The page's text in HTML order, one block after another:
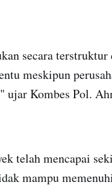
secara terstruktur
meskipun
ujar Kombes Pol.
telah mencapai
mampu